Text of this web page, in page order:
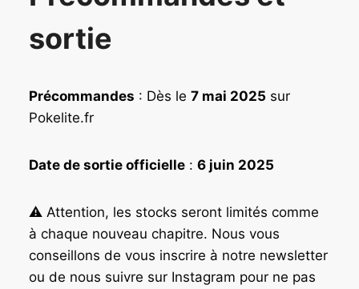
l
t
t
9
9
€
e
3
0
€
sortie
Précommandes : Dès le 7 mai 2025 sur
Pokelite.fr
Date de sortie officielle : 6 juin 2025
⚠️ Attention, les stocks seront limités comme
à chaque nouveau chapitre. Nous vous
conseillons de vous inscrire à notre newsletter
ou de nous suivre sur Instagram pour ne pas